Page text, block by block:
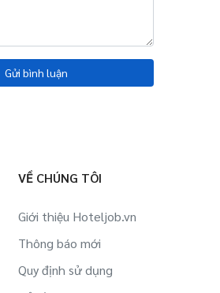
Gửi bình luận
VỀ CHÚNG TÔI
Giới thiệu Hoteljob.vn
Thông báo mới
Quy định sử dụng